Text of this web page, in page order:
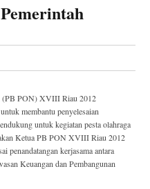
(PB PON) XVIII Riau 2012
membantu penyelesaian
untuk kegiatan pesta olahraga
Ketua PB PON XVIII Riau 2012
penandatangan kerjasama antara
Keuangan dan Pembangunan